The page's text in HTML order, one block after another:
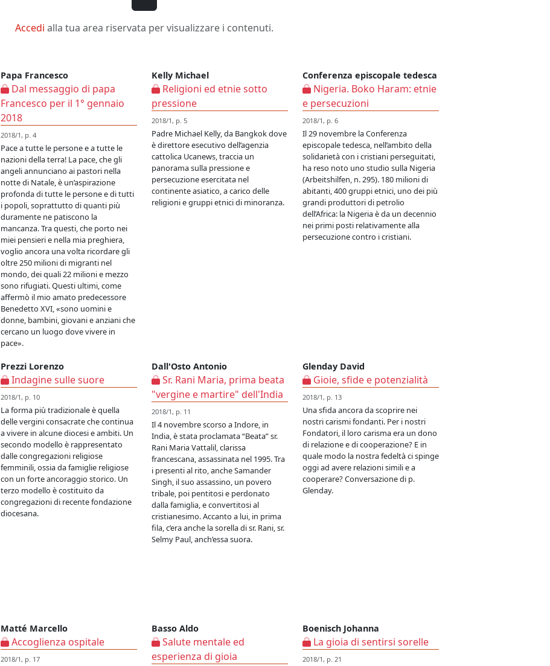
Accedi alla tua area riservata per visualizzare i contenuti.
Papa Francesco
Dal messaggio di papa
Francesco per il 1° gennaio
2018
2018/1, p. 4
Pace a tutte le persone e a tutte le
nazioni della terra! La pace, che gli
angeli annunciano ai pastori nella
notte di Natale, è un’aspirazione
profonda di tutte le persone e di tutti
i popoli, soprattutto di quanti più
duramente ne patiscono la
mancanza. Tra questi, che porto nei
miei pensieri e nella mia preghiera,
voglio ancora una volta ricordare gli
oltre 250 milioni di migranti nel
mondo, dei quali 22 milioni e mezzo
sono rifugiati. Questi ultimi, come
affermò il mio amato predecessore
Benedetto XVI, «sono uomini e
donne, bambini, giovani e anziani che
cercano un luogo dove vivere in
pace».
Kelly Michael
Religioni ed etnie sotto
pressione
2018/1, p. 5
Padre Michael Kelly, da Bangkok dove
è direttore esecutivo dell’agenzia
cattolica Ucanews, traccia un
panorama sulla pressione e
persecuzione esercitata nel
continente asiatico, a carico delle
religioni e gruppi etnici di minoranza.
Conferenza episcopale tedesca
Nigeria. Boko Haram: etnie
e persecuzioni
2018/1, p. 6
Il 29 novembre la Conferenza
episcopale tedesca, nell’ambito della
solidarietà con i cristiani perseguitati,
ha reso noto uno studio sulla Nigeria
(Arbeitshilfen, n. 295). 180 milioni di
abitanti, 400 gruppi etnici, uno dei più
grandi produttori di petrolio
dell’Africa: la Nigeria è da un decennio
nei primi posti relativamente alla
persecuzione contro i cristiani.
Prezzi Lorenzo
Indagine sulle suore
2018/1, p. 10
La forma più tradizionale è quella
delle vergini consacrate che continua
a vivere in alcune diocesi e ambiti. Un
secondo modello è rappresentato
dalle congregazioni religiose
femminili, ossia da famiglie religiose
con un forte ancoraggio storico. Un
terzo modello è costituito da
congregazioni di recente fondazione
diocesana.
Dall'Osto Antonio
Sr. Rani Maria, prima beata
"vergine e martire" dell'India
2018/1, p. 11
Il 4 novembre scorso a Indore, in
India, è stata proclamata “Beata” sr.
Rani Maria Vattalil, clarissa
francescana, assassinata nel 1995. Tra
i presenti al rito, anche Samander
Singh, il suo assassino, un povero
tribale, poi pentitosi e perdonato
dalla famiglia, e convertitosi al
cristianesimo. Accanto a lui, in prima
fila, c’era anche la sorella di sr. Rani, sr.
Selmy Paul, anch’essa suora.
Glenday David
Gioie, sfide e potenzialità
2018/1, p. 13
Una sfida ancora da scoprire nei
nostri carismi fondanti. Per i nostri
Fondatori, il loro carisma era un dono
di relazione e di cooperazione? E in
quale modo la nostra fedeltà ci spinge
oggi ad avere relazioni simili e a
cooperare? Conversazione di p.
Glenday.
Matté Marcello
Accoglienza ospitale
2018/1, p. 17
Basso Aldo
Salute mentale ed
esperienza di gioia
Boenisch Johanna
La gioia di sentirsi sorelle
2018/1, p. 21